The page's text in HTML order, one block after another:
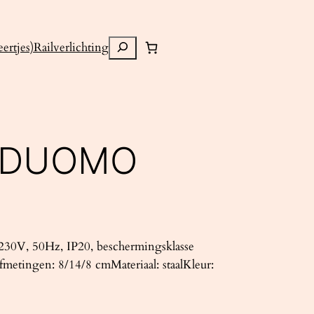
RailverlichtingZoeken
50Hz, IP20, beschermingsklasse
8/14/8 cmMateriaal: staalKleur: